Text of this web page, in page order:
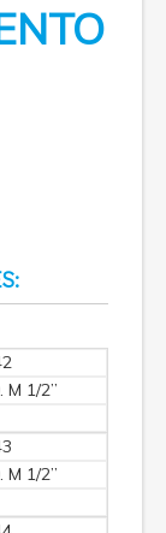
M 1/2”
M 1/2”